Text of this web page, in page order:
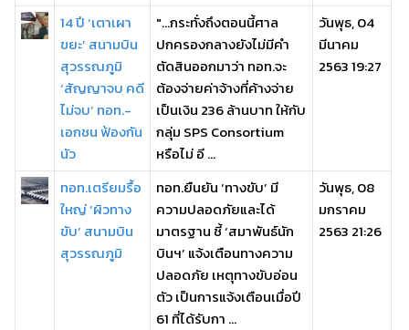
14 ปี ‘เตาเผา
ขยะ’ สนามบิน
สุวรรณภูมิ
‘สัญญาจบ คดี
ไม่จบ’ ทอท.-
เอกชน ฟ้องกัน
นัว
"...กระทั่งถึงตอนนี้ศาล
ปกครองกลางยังไม่มีคำ
ตัดสินออกมาว่า ทอท.จะ
ต้องจ่ายค่าจ้างที่ค้างจ่าย
เป็นเงิน 236 ล้านบาท ให้กับ
กลุ่ม SPS Consortium
หรือไม่ อี ...
วันพุธ, 04
มีนาคม
2563 19:27
ทอท.เตรียมรื้อ
ใหญ่ ‘ผิวทาง
ขับ’ สนามบิน
สุวรรณภูมิ
ทอท.ยืนยัน ‘ทางขับ’ มี
ความปลอดภัยและได้
มาตรฐาน ชี้ ‘สมาพันธ์นัก
บินฯ’ แจ้งเตือนทางความ
ปลอดภัย เหตุทางขับอ่อน
ตัว เป็นการแจ้งเตือนเมื่อปี
61 ที่ได้รับกา ...
วันพุธ, 08
มกราคม
2563 21:26